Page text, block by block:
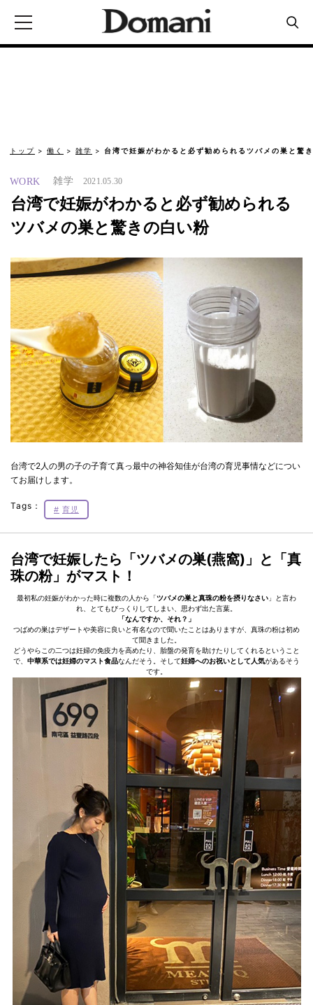
トップ 働く 雑学 台湾で妊娠がわかると必ず勧められるツバメの巣と驚
WORK 雑学 2021.05.30
台湾で妊娠がわかると必ず勧められる
ツバメの巣と驚きの白い粉
台湾で2人の男の子の子育て真っ最中の神谷知佳が台湾の育児事情などについ
てお届けします。
Tags： 育児
台湾で妊娠したら 「ツバメの巣(燕窩)」と「真
珠の粉」がマスト！
最初私の妊娠がわかった時に複数の人から「ツバメの巣と真珠の粉を摂りなさい 」と言わ
れ、とてもびっくりしてしまい、思わず出た言葉。
「なんですか、それ？」
つばめの巣はデザートや美容に良いと有名なので聞いたことはありますが、真珠の粉は初め
て聞きました。
どうやらこの二つは妊婦の免疫力を高めたり、胎盤の発育を助けたりしてくれるということ
で、 中華系では妊婦のマスト食品なんだそう。そして妊婦へのお祝いとして人気があるそう
です。